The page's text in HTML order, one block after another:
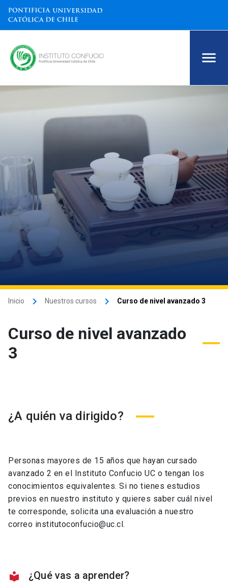
Inicio keyboard_arrow_right Nuestros cursos keyboard_arrow_right Curso de nivel avanzado 3
Curso de nivel avanzado
3
¿A quién va dirigido?
Personas mayores de 15 años que hayan cursado
avanzado 2 en el Instituto Confucio UC o tengan los
conocimientos equivalentes. Si no tienes estudios
previos en nuestro instituto y quieres saber cuál nivel
te corresponde, solicita una evaluación a nuestro
correo institutoconfucio@uc.cl.
local_library ¿Qué vas a aprender?